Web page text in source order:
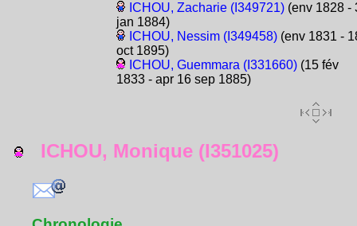
ICHOU, Zacharie (I349721)(env 1828 -
jan 1884)
ICHOU, Nessim (I349458)(env 1831 -
oct 1895)
ICHOU, Guemmara (I331660)(15 fév
1833 - apr 16 sep 1885)
ICHOU, Monique (I351025)